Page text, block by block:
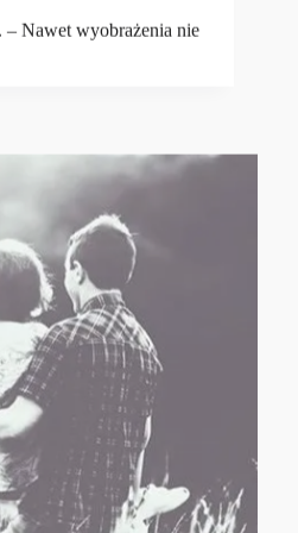
– Nawet wyobrażenia nie